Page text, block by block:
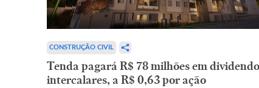
CONSTRUÇÃO CIVIL
Tenda pagará R$ 78 milhões em
intercalares, a R$ 0,63 por ação